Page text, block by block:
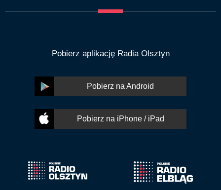
Pobierz aplikację Radia Olsztyn
Pobierz na Android
Pobierz na iPhone / iPad